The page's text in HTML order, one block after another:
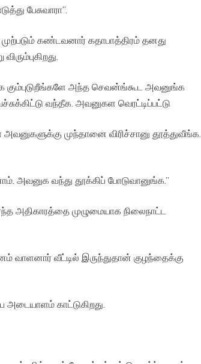
பேசுவாரா”.
கண்டவனார் கதாபாத்திரம் தனது
அந்த செவன்ங்கூட அவனுங்க
வந்தீக. அவனுகள வெரட்டிப்பட்டு
முந்தானை விரிச்சானு தூத்துவீங்க.
வந்து தூக்கிப் போடுவானுங்க.”
அதிகாரத்தை முழுமையாக நிலைநாட்ட
வாளனார் வீட்டில் இருந்துதான் குழந்தைக்கு
காட்டுகிறது.